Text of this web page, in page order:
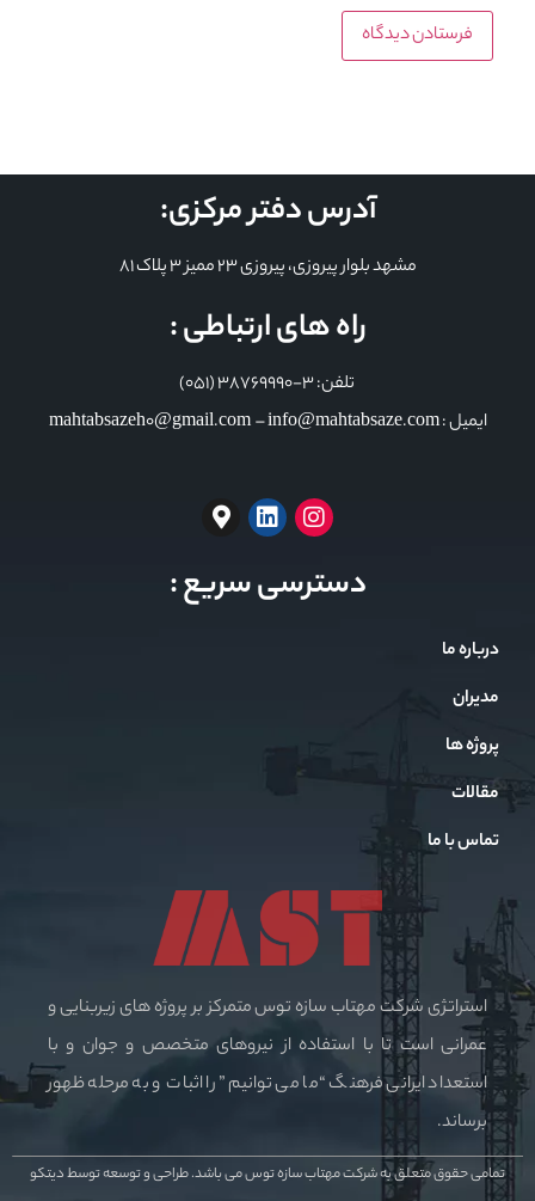
آدرس دفتر مرکزی:
مشهد بلوار پیروزی، پیروزی 23 ممیز 3 پلاک 81
راه های ارتباطی :
تلفن: 3-38769990 (051)
ایمیل : mahtabsazeh0@gmail.com – info@mahtabsaze.com
دسترسی سریع :
درباره ما
مدیران
پروژه ها
مقالات
تماس با ما
استراتژی شرکت مهتاب سازه توس متمرکز بر پروژه های زیربنایی و
عمرانی است تا با استفاده از نیروهای متخصص و جوان و با
استعداد ایرانی فرهنگ “ما می توانیم” را اثبات و به مرحله ظهور
برساند.
تمامی حقوق متعلق به شرکت مهتاب سازه توس می باشد.طراحی و توسعه توسط دیتکو